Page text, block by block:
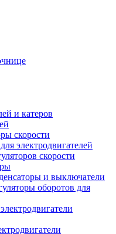
и катеров
скорости
электродвигателей
скорости
и выключатели
оборотов для